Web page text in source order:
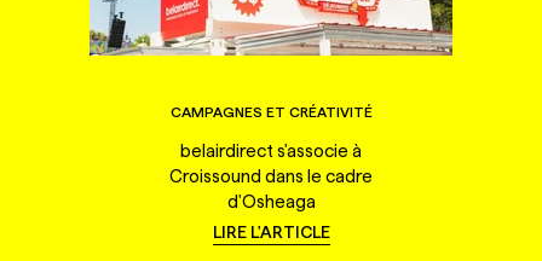
CAMPAGNES ET CRÉATIVITÉ
belairdirect s'associe à
Croissound dans le cadre
d'Osheaga
LIRE L'ARTICLE